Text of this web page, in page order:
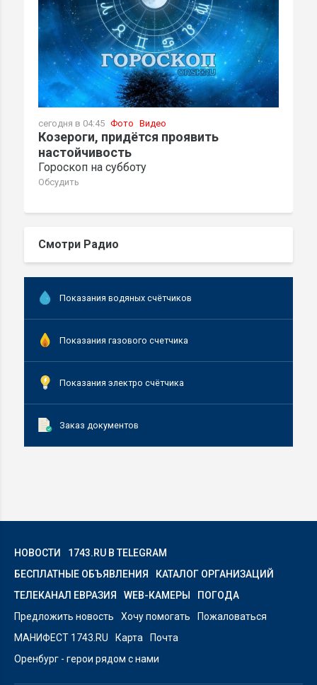
сегодня в 04:45 Фото Видео
Козероги, придётся проявить
настойчивость
Гороскоп на субботу
Обсудить
Смотри Радио
Показания водяных счётчиков
Показания газового счетчика
Показания электро счётчика
Заказ документов
НОВОСТИ
1743.RU В TELEGRAM
БЕСПЛАТНЫЕ ОБЪЯВЛЕНИЯ
КАТАЛОГ ОРГАНИЗАЦИЙ
ТЕЛЕКАНАЛ ЕВРАЗИЯ
WEB-КАМЕРЫ
ПОГОДА
Предложить новость
Хочу помогать
Пожаловаться
МАНИФЕСТ 1743.RU
Карта
Почта
Оренбург - герои рядом с нами